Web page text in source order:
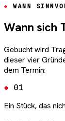
WANN
Wann sich
Gebucht wird
dieser vier
dem Termin:
01
Ein Stück, das